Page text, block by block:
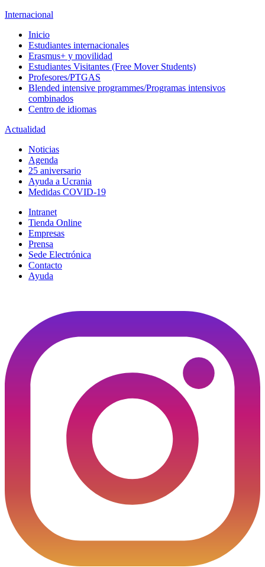
Internacional
Inicio
Estudiantes internacionales
Erasmus+ y movilidad
Estudiantes Visitantes (Free Mover Students)
Profesores/PTGAS
Blended intensive programmes/Programas intensivos
combinados
Centro de idiomas
Actualidad
Noticias
Agenda
25 aniversario
Ayuda a Ucrania
Medidas COVID-19
Intranet
Tienda Online
Empresas
Prensa
Sede Electrónica
Contacto
Ayuda